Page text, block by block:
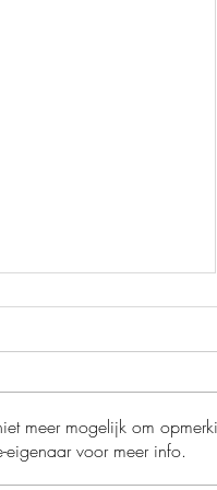
meer mogelijk om
eigenaar voor meer info.